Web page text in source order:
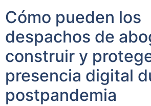
Cómo pueden los
despachos de
construir y
presencia digital
postpandemia